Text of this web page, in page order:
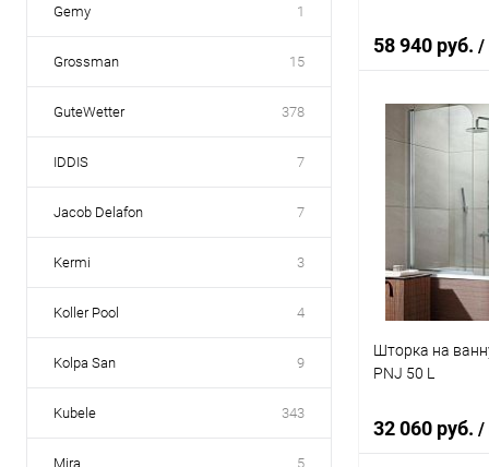
Gemy 1
Grossman 15
GuteWetter 378
IDDIS 7
Jacob Delafon 7
Kermi 3
Koller Pool 4
Kolpa San 9
Kubele 343
Mira 5
58 940 руб. /
В
Купить в 1
Шторка на
PNJ 50 L
32 060 руб. /